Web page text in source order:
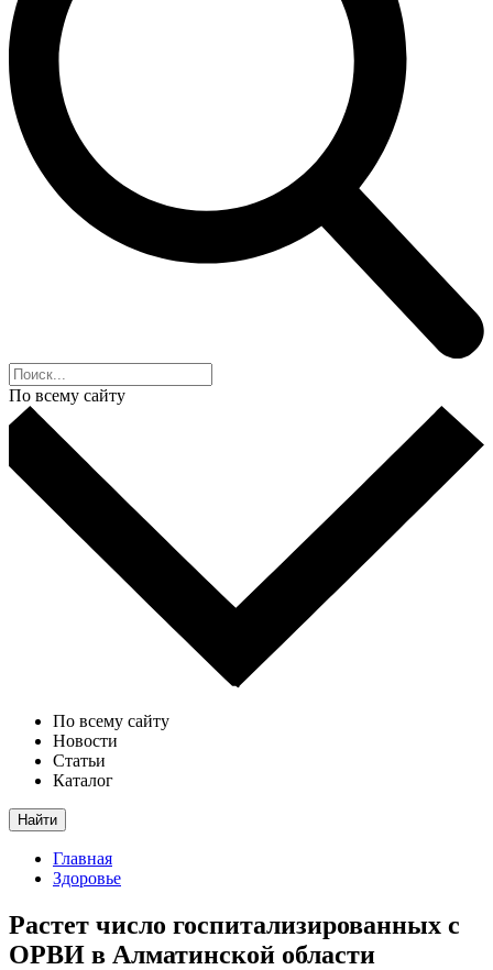
По всему сайту
По всему сайту
Новости
Статьи
Каталог
Найти
Главная
Здоровье
Растет число госпитализированных с
ОРВИ в Алматинской области